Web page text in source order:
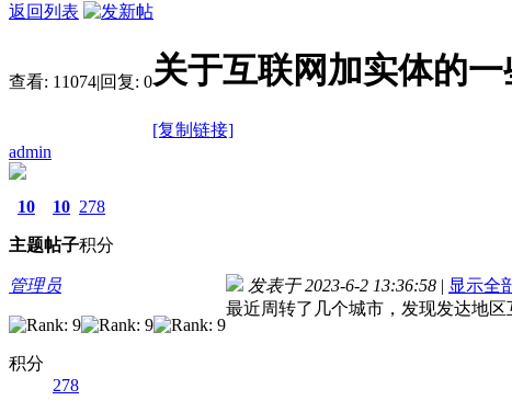
返回列表
查看: 11074|回复: 0关于互联网加实体的一
[复制链接]
admin
10
主题
10
帖子
278
积分
管理员
积分
278
发表于 2023-6-2 13:36:58 | 显示全
最近周转了几个城市，发现发达地